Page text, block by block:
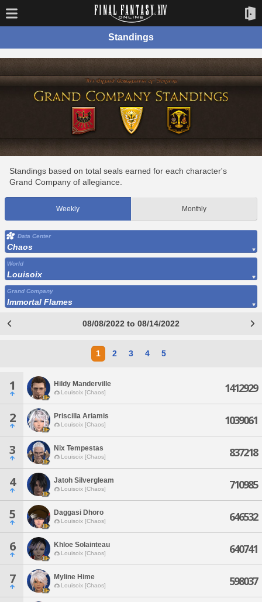
Standings
Standings based on total seals earned for each character's
Grand Company of allegiance.
Weekly Monthly
Data Center
Chaos
World
Louisoix
Grand Company
Immortal Flames
08/08/2022 to 08/14/2022
1 2 3 4 5
1 Hildy Manderville
Louisoix [Chaos] 1412929
2 Priscilla Ariamis
Louisoix [Chaos] 1039061
3 Nix Tempestas
Louisoix [Chaos] 837218
4 Jatoh Silvergleam
Louisoix [Chaos] 710985
5 Daggasi Dhoro
Louisoix [Chaos] 646532
6 Khloe Solainteau
Louisoix [Chaos] 640741
7 Myline Hime
Louisoix [Chaos] 598037